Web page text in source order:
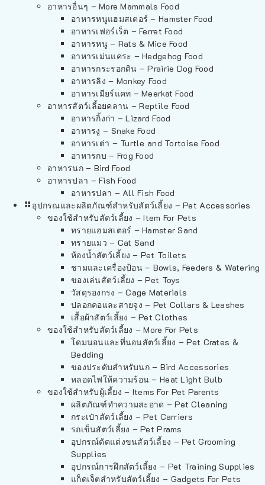
อาหารอื่นๆ – More Mammals Food
อาหารหนูแฮมสเตอร์ – Hamster Food
อาหารเฟอร์เร็ต – Ferret Food
อาหารหนู – Rats & Mice Food
อาหารเม่นแคระ – Hedgehog Food
อาหารกระรอกดิน – Prairie Dog Food
อาหารลิง – Monkey Food
อาหารเมียร์แคท – Meerkat Food
อาหารสัตว์เลี้อยคลาน – Reptile Food
อาหารกิ้งก่า – Lizard Food
อาหารงู – Snake Food
อาหารเต่า – Turtle and Tortoise Food
อาหารกบ – Frog Food
อาหารนก – Bird Food
อาหารปลา – Fish Food
อาหารปลา – All Fish Food
อุปกรณและผลิตภัณฑ์สำหรับสัตว์เลี้ยง – Pet Accessories
ของใช้สำหรับสัตว์เลี้ยง – Item For Pets
ทรายแฮมสเตอร์ – Hamster Sand
ทรายแมว – Cat Sand
ห้องน้ำสัตว์เลี้ยง – Pet Toilets
ชามและเครื่องป้อน – Bowls, Feeders & Watering
ของเล่นสัตว์เลี้ยง – Pet Toys
วัสดุรองกรง – Cage Materials
ปลอกคอและสายจูง – Pet Collars & Leashes
เสื้อผ้าสัตว์เลี้ยง – Pet Clothes
ของใช้สำหรับสัตว์เลี้ยง – More For Pets
โดมนอนและที่นอนสัตว์เลี้ยง – Pet Crates &
Bedding
ของประดับสำหรับนก – Bird Accessories
หลอดไฟให้ความร้อน – Heat Light Bulb
ของใช้สำหรับผู้เลี้ยง – Items For Pet Parents
ผลิตภัณฑ์ทำความสะอาด – Pet Cleaning
กระเป๋าสัตว์เลี้ยง – Pet Carriers
รถเข็นสัตว์เลี้ยง – Pet Prams
อุปกรณ์ตัดแต่งขนสัตว์เลี้ยง – Pet Grooming
Supplies
อุปกรณ์การฝึกสัตว์เลี้ยง – Pet Training Supplies
แก็ดเจ็ตสำหรับสัตว์เลี้ยง – Gadgets For Pets